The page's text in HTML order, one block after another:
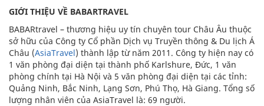
GIỚI THIỆU VỀ BABARTRAVEL
BABARtravel – thương hiệu uy tín chuyên tour Châu Âu thuộc
sở hữu của Công ty Cổ phần Dịch vụ Truyền thông & Du lịch Á
Châu (AsiaTravel) thành lập từ năm 2011. Công ty hiện nay có
1 văn phòng đại diện tại thành phố Karlshure, Đức, 1 văn
phòng chính tại Hà Nội và 5 văn phòng đại diện tại các tỉnh:
Quảng Ninh, Bắc Ninh, Lạng Sơn, Phú Thọ, Hà Giang. Tổng số
lượng nhân viên của AsiaTravel là: 69 người.